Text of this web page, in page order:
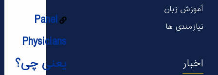
Panel
Physicians
یعنی چی؟
آموزش زبان
نیازمندی ها
اخبار